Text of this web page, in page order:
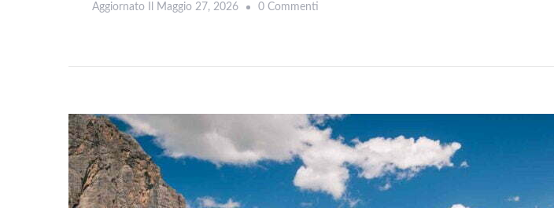
Aggiornato Il Maggio 27, 2026 0 Commenti
Dolomiti
Alpi:
Dove